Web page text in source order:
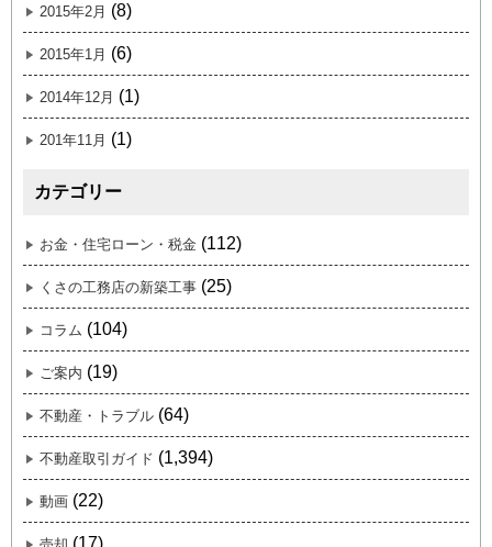
2015年2月 (8)
2015年1月 (6)
2014年12月 (1)
201年11月 (1)
カテゴリー
お金・住宅ローン・税金 (112)
くさの工務店の新築工事 (25)
コラム (104)
ご案内 (19)
不動産・トラブル (64)
不動産取引ガイド (1,394)
動画 (22)
(17)